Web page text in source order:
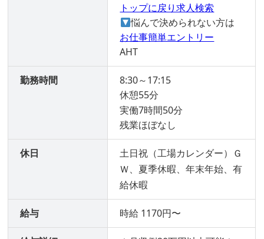
トップに戻り求人検索
悩んで決められない方は
お仕事簡単エントリー
AHT
勤務時間
8:30～17:15
休憩55分
実働7時間50分
残業ほぼなし
休日
土日祝（工場カレンダー）Ｇ
Ｗ、夏季休暇、年末年始、有
給休暇
給与 時給 1170円〜